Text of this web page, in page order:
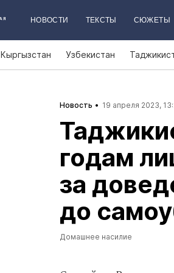
НОВОСТИ ТЕКСТЫ СЮЖЕТЫ
Кыргызстан Узбекистан
Новость 19 апреля 2023,
годам
за
до
Домашнее насилие